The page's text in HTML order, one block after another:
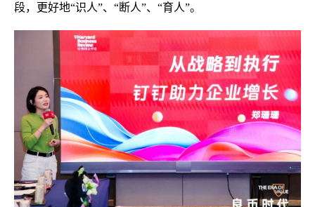
段，更好地“识人”、“断人”、“育人”。